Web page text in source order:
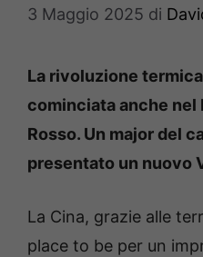
3 Maggio 2025 di
La rivoluzione
cominciata anche nel
Rosso. Un major del
presentato un nuovo
La Cina, grazie alle
place to be per un